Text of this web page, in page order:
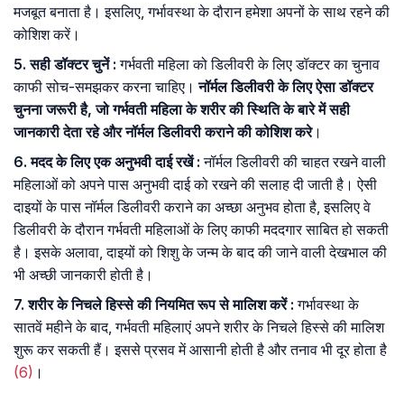
मजबूत बनाता है। इसलिए, गर्भावस्था के दौरान हमेशा अपनों के साथ रहने की
कोशिश करें।
5. सही डॉक्टर चुनें : गर्भवती महिला को डिलीवरी के लिए डॉक्टर का चुनाव
काफी सोच-समझकर करना चाहिए।नॉर्मल डिलीवरी के लिए ऐसा डॉक्टर
चुनना जरूरी है, जो गर्भवती महिला के शरीर की स्थिति के बारे में सही
जानकारी देता रहे और नॉर्मल डिलीवरी कराने की कोशिश करे।
6. मदद के लिए एक अनुभवी दाई रखें : नॉर्मल डिलीवरी की चाहत रखने वाली
महिलाओं को अपने पास अनुभवी दाई को रखने की सलाह दी जाती है। ऐसी
दाइयों के पास नॉर्मल डिलीवरी कराने का अच्छा अनुभव होता है, इसलिए वे
डिलीवरी के दौरान गर्भवती महिलाओं के लिए काफी मददगार साबित हो सकती
है। इसके अलावा, दाइयों को शिशु के जन्म के बाद की जाने वाली देखभाल की
भी अच्छी जानकारी होती है।
7. शरीर के निचले हिस्से की नियमित रूप से मालिश करें :गर्भावस्था के
सातवें महीने के बाद, गर्भवती महिलाएं अपने शरीर के निचले हिस्से की मालिश
शुरू कर सकती हैं। इससे प्रसव में आसानी होती है और तनाव भी दूर होता है
(6) ।